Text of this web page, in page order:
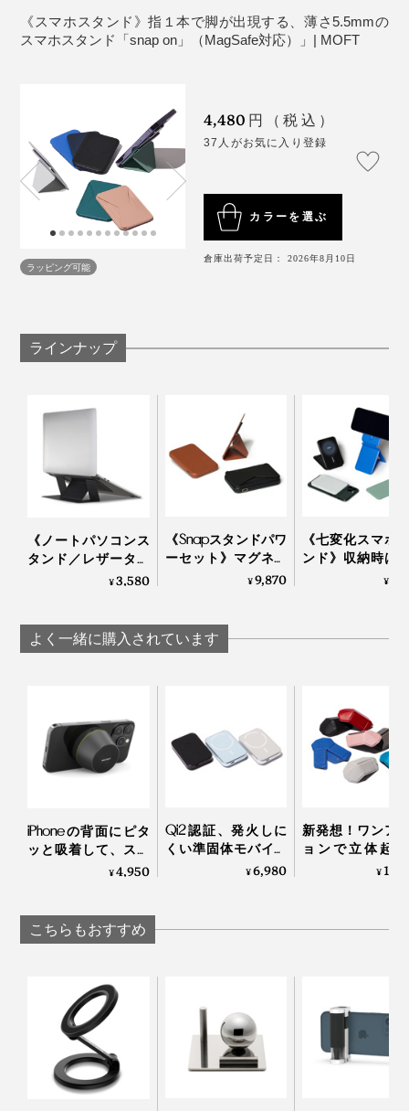
ら、スマホ操作がしやすいのはもちろんのこと、置き時
計としてもおしゃれに使える。
僕はデジタル時計のアプリを入れているんですが、ちょ
っとしたインテリアになるでしょ？ 横画面でスタンド
させれば、ケーブルもつなぎやすいし。
2年近く使い続けて、多少の擦り切れはあるものの、ま
だまだ使い続けられそう。丈夫さもいいですね！」
《スマホスタンド》指１本で脚が出現する、薄さ5.5mmの
スマホスタンド「snap on」（MagSafe対応）」| MOFT
ラッピング可能
4,480 円（税込）
37人がお気に入り登録
カラーを選ぶ
倉庫出荷予定日： 2026年8月10日
ラインナップ
《ノートパソコンス
タンド／レザータッ
チ》薄さ3ミリ！目
スタンド（粘着タイ
プ）」｜ジェットブ
¥3,580
《Snapスタンドパワ
ーセット》マグネッ
トで重ねて使用もで
スタンド（MagSafe
対応）」
¥9,870
《七変化スマホ
ンド》収納時は
いのに、片手で
¥
よく一緒に購入されています
iPhoneの背面にピタ
ッと吸着して、スマ
ホスタンドにもなる
ー」
¥4,950
Qi2認証、発火しに
くい準固体モバイル
バッテリー
¥6,980
新発想！ワンア
ョンで立体起
38gの折り紙構
¥
こちらもおすすめ